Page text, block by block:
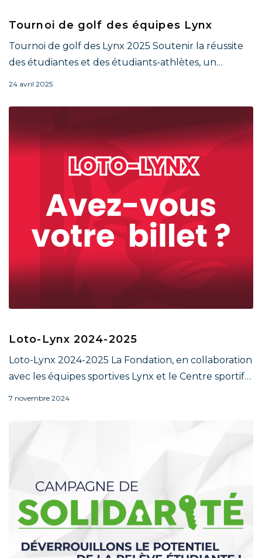
Tournoi de golf des équipes Lynx
Tournoi de golf des Lynx 2025 Soutenir la réussite
des étudiantes et des étudiants-athlètes, un…
24 avril 2025
Loto-Lynx 2024-2025
Loto-Lynx 2024-2025 La Fondation, en collaboration
avec les équipes sportives Lynx et le Centre sportif…
7 novembre 2024